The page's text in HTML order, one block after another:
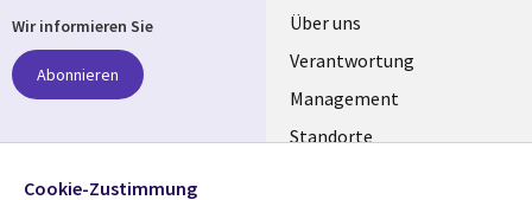
Useful
links
GERMANY
Über uns
Verantwortung
Management
Standorte
Wir informieren Sie
Abonnieren
Folgen Sie uns
Cookie-Zustimmung